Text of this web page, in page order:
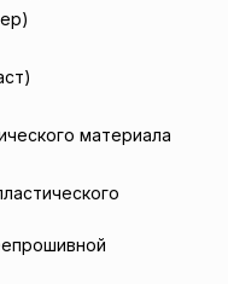
материала